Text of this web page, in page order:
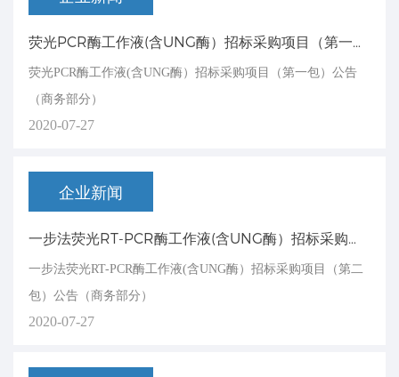
荧光PCR酶工作液(含UNG酶）招标采购项目（第一包）公告（商务部分）
荧光PCR酶工作液(含UNG酶）招标采购项目（第一包）公告
（商务部分）
2020-07-27
企业新闻
一步法荧光RT-PCR酶工作液(含UNG酶）招标采购项目（第二
包）公告（商务部分）
2020-07-27